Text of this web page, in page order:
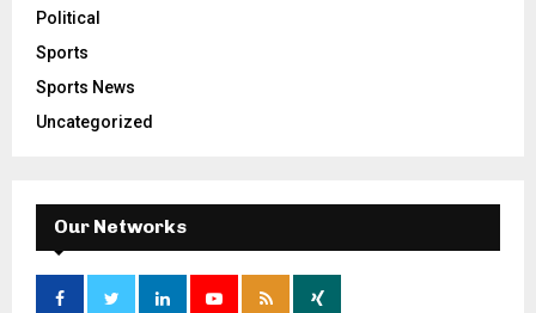
Political
Sports
Sports News
Uncategorized
Our Networks